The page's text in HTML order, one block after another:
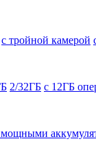
с тройной камерой
2/32ГБ с 12ГБ